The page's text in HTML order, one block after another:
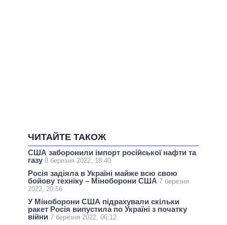
ЧИТАЙТЕ ТАКОЖ
США заборонили імпорт російської нафти та
газу 8 березня 2022, 18:40
Росія задіяла в Україні майже всю свою
бойову техніку – Міноборони США 7 березня
2022, 20:56
У Міноборони США підрахували скільки
ракет Росія випустила по Україні з початку
війни 7 березня 2022, 06:12